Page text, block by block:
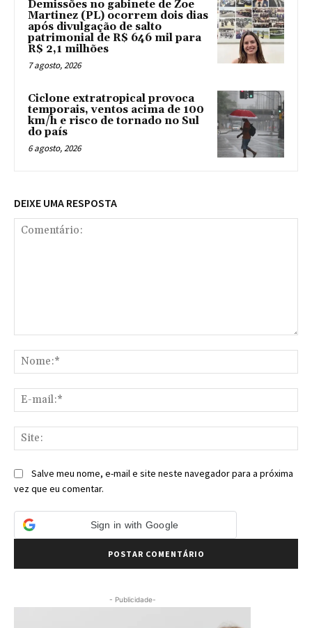
Demissões no gabinete de Zoe
Martinez (PL) ocorrem dois dias
após divulgação de salto
patrimonial de R$ 646 mil para
R$ 2,1 milhões
7 agosto, 2026
Ciclone extratropical provoca
temporais, ventos acima de 100
km/h e risco de tornado no Sul
do país
6 agosto, 2026
DEIXE UMA RESPOSTA
Salve meu nome, e-mail e site neste navegador para a próxima
vez que eu comentar.
Sign in with Google
- Publicidade-